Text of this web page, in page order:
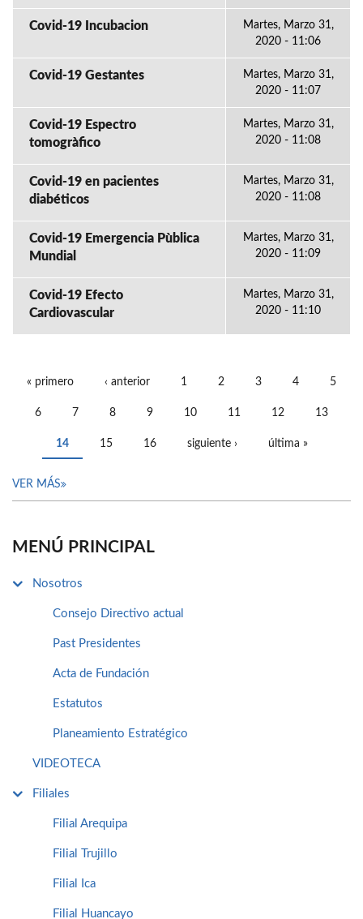
Covid-19 Incubacion
Martes, Marzo 31,
2020 - 11:06
Covid-19 Gestantes
Martes, Marzo 31,
2020 - 11:07
Covid-19 Espectro
tomogràfico
Martes, Marzo 31,
2020 - 11:08
Covid-19 en pacientes
diabéticos
Martes, Marzo 31,
2020 - 11:08
Covid-19 Emergencia Pùblica
Mundial
Martes, Marzo 31,
2020 - 11:09
Covid-19 Efecto
Cardiovascular
Martes, Marzo 31,
2020 - 11:10
« primero ‹ anterior 1 2 3 4 5
6 7 8 9 10 11 12 13
14 15 16 siguiente › última »
VER MÁS
MENÚ PRINCIPAL
Nosotros
Consejo Directivo actual
Past Presidentes
Acta de Fundación
Estatutos
Planeamiento Estratégico
VIDEOTECA
Filiales
Filial Arequipa
Filial Trujillo
Filial Ica
Filial Huancayo